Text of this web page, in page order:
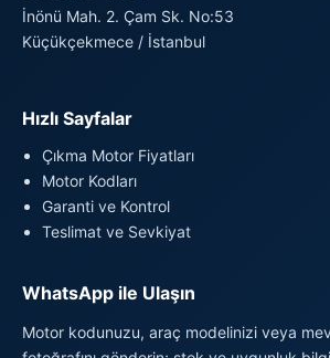
İnönü Mah. 2. Çam Sk. No:53
Küçükçekmece / İstanbul
Hızlı Sayfalar
Çıkma Motor Fiyatları
Motor Kodları
Garanti ve Kontrol
Teslimat ve Sevkiyat
WhatsApp ile Ulaşın
Motor kodunuzu, araç modelinizi veya